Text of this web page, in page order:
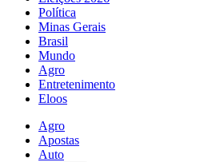
Política
Minas Gerais
Brasil
Mundo
Agro
Entretenimento
Eloos
Agro
Apostas
Auto